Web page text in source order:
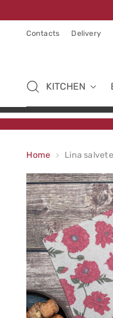
Contacts Delivery
KITCHEN
Home Lina